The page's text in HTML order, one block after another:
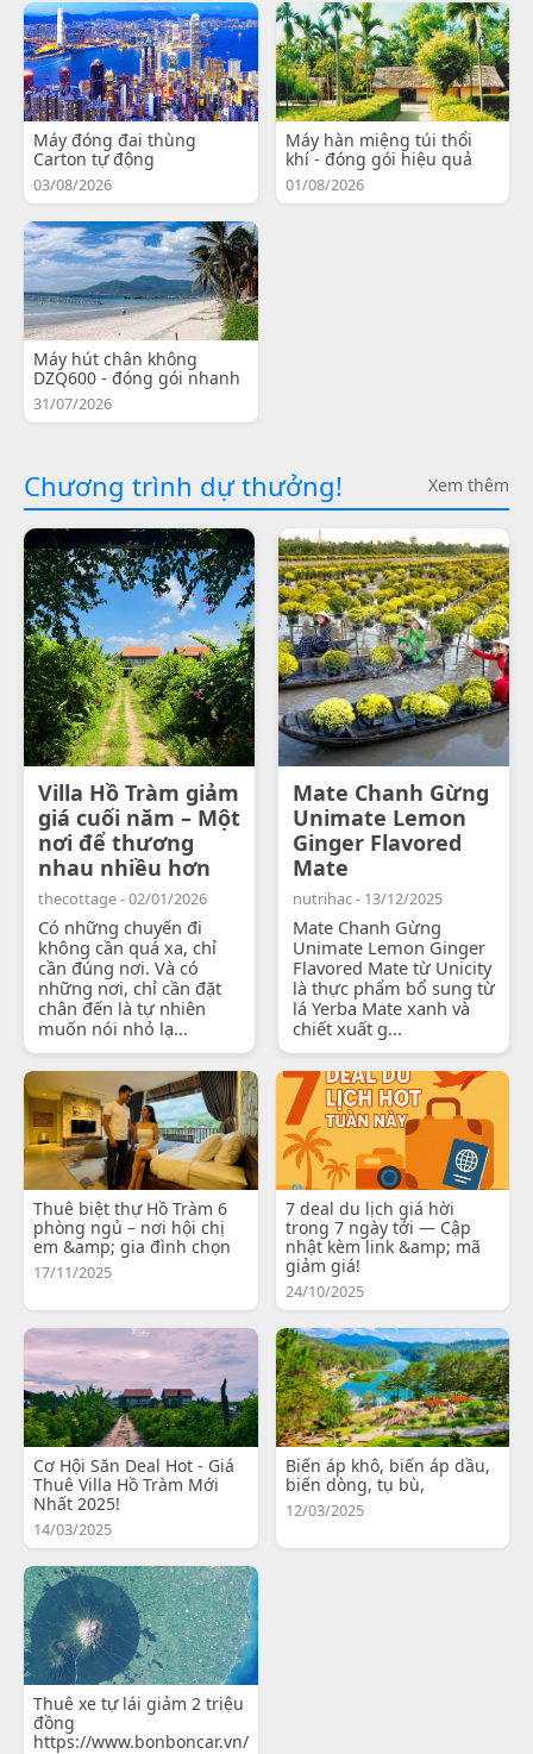
Máy đóng đai thùng
Carton tự động
03/08/2026
Máy hàn miệng túi thổi
khí - đóng gói hiệu quả
01/08/2026
Máy hút chân không
DZQ600 - đóng gói nhanh
31/07/2026
Chương trình dự thưởng! Xem thêm
Villa Hồ Tràm giảm
giá cuối năm – Một
nơi để thương
nhau nhiều hơn
thecottage - 02/01/2026
Có những chuyến đi
không cần quá xa, chỉ
cần đúng nơi. Và có
những nơi, chỉ cần đặt
chân đến là tự nhiên
muốn nói nhỏ lạ...
Mate Chanh Gừng
Unimate Lemon
Ginger Flavored
Mate
nutrihac - 13/12/2025
Mate Chanh Gừng
Unimate Lemon Ginger
Flavored Mate từ Unicity
là thực phẩm bổ sung từ
lá Yerba Mate xanh và
chiết xuất g...
Thuê biệt thự Hồ Tràm 6
phòng ngủ – nơi hội chị
em &amp; gia đình chọn
17/11/2025
7 deal du lịch giá hời
trong 7 ngày tới — Cập
nhật kèm link &amp; mã
giảm giá!
24/10/2025
Cơ Hội Săn Deal Hot - Giá
Thuê Villa Hồ Tràm Mới
Nhất 2025!
14/03/2025
Biến áp khô, biến áp dầu,
biến dòng, tụ bù,
12/03/2025
Thuê xe tự lái giảm 2 triệu
đồng
https://www.bonboncar.vn/